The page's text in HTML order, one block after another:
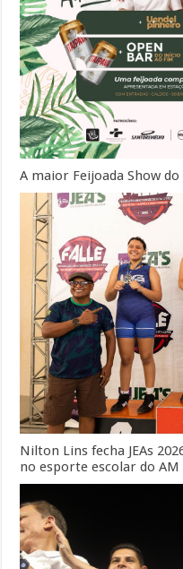
A maior Feijoada Show
Nilton Lins fecha JEAs
no esporte escolar do AM